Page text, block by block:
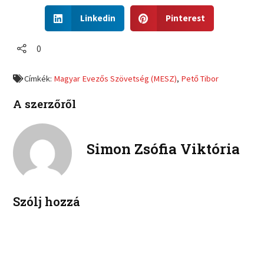
r
b
o
i
h
n
i
k
n
Linkedin
h
n
r
Pinterest
0
Címkék: Magyar Evezős Szövetség (MESZ), Pető Tibor
A szerzőről
Simon Zsófia Viktória
Szólj hozzá